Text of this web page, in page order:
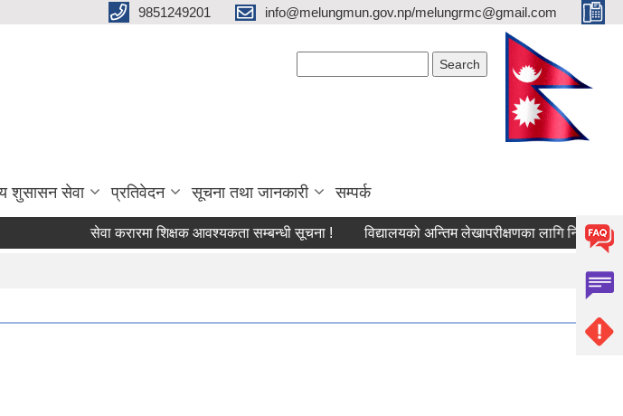
9851249201 info@melungmun.gov.np/melungrmc@gmail.com
शुसासन सेवा प्रतिवेदन सूचना तथा जानकारी सम्पर्क
सेवा करारमा शिक्षक आवश्‍यकता सम्बन्धी सूचना ! विद्यालयको अन्तिम लेखापरीक्षणका लागि निवेदन पेस गर्ने